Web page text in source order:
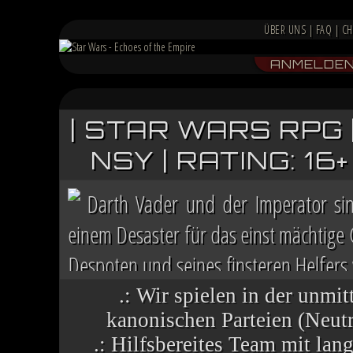
ÜBER UNS | FAQ |
| STAR WARS
NSY | RATING:
Darth Vader und der Imperator
einem Desaster für das einst
Despoten und seines finsteren
Chaos herrscht auf vielen Welten,
.: Wir spielen in der
kanonischen Parteien
.: Hilfsbereites Team mit